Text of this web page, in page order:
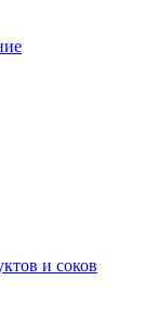
и соков